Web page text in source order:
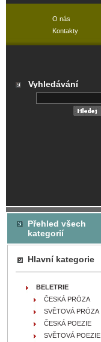
Přehled všech
kategorií
Hlavní kategorie
BELETRIE
ČESKÁ PRÓZA
SVĚTOVÁ PRÓZA
ČESKÁ POEZIE
SVĚTOVÁ POEZIE
O nás
Kontakty
Vyhledávání